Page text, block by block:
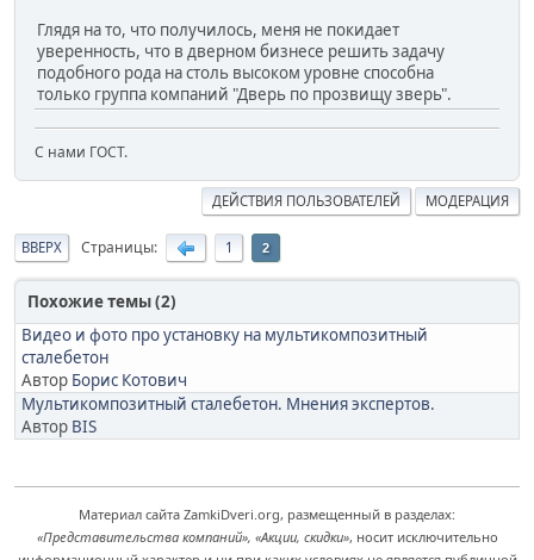
Глядя на то, что получилось, меня не покидает
уверенность, что в дверном бизнесе решить задачу
подобного рода на столь высоком уровне способна
только группа компаний "Дверь по прозвищу зверь".
С нами ГОСТ.
ДЕЙСТВИЯ ПОЛЬЗОВАТЕЛЕЙ МОДЕРАЦИЯ
ВВЕРХ Страницы 1 2
Похожие темы (2)
Видео и фото про установку на мультикомпозитный
сталебетон
Автор Борис Котович
Мультикомпозитный сталебетон. Мнения экспертов.
Автор BIS
Материал сайта ZamkiDveri.org, размещенный в разделах:
«Представительства компаний», «Акции, скидки», носит исключительно